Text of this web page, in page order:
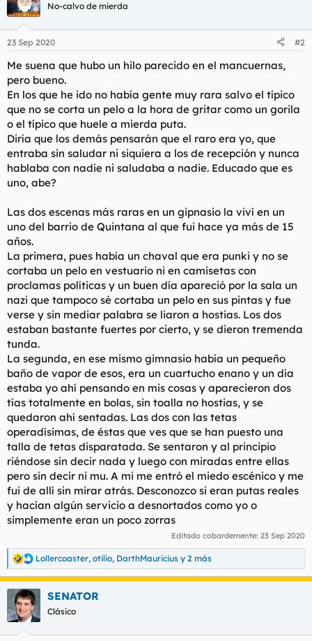
No-calvo de mierda
23 Sep 2020 #2
Me suena que hubo un hilo parecido en el mancuernas,
pero bueno.
En los que he ido no había gente muy rara salvo el típico
que no se corta un pelo a la hora de gritar como un gorila
o el típico que huele a mierda puta.
Diría que los demás pensarán que el raro era yo, que
entraba sin saludar ni siquiera a los de recepción y nunca
hablaba con nadie ni saludaba a nadie. Educado que es
uno, abe?
Las dos escenas más raras en un gipnasio la viví en un
uno del barrio de Quintana al que fui hace ya más de 15
años.
La primera, pues había un chaval que era punki y no se
cortaba un pelo en vestuario ni en camisetas con
proclamas políticas y un buen día apareció por la sala un
nazi que tampoco sé cortaba un pelo en sus pintas y fue
verse y sin mediar palabra se liaron a hostias. Los dos
estaban bastante fuertes por cierto, y se dieron tremenda
tunda.
La segunda, en ese mismo gimnasio había un pequeño
baño de vapor de esos, era un cuartucho enano y un día
estaba yo ahí pensando en mis cosas y aparecieron dos
tías totalmente en bolas, sin toalla no hostias, y se
quedaron ahí sentadas. Las dos con las tetas
operadísimas, de éstas que ves que se han puesto una
talla de tetas disparatada. Se sentaron y al principio
riéndose sin decir nada y luego con miradas entre ellas
pero sin decir ni mu. A mi me entró el miedo escénico y me
fui de allí sin mirar atrás. Desconozco si eran putas reales
y hacían algún servicio a desnortados como yo o
simplemente eran un poco zorras
Editado cobardemente: 23 Sep 2020
R
e
a
c
c
i
Lollercoaster, otilio, DarthMauricius y 2 más
SENATOR
Clásico